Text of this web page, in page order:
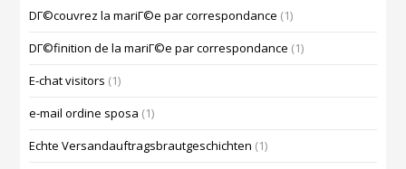
DГ©couvrez la mariГ©e par correspondance (1)
DГ©finition de la mariГ©e par correspondance (1)
E-chat visitors (1)
e-mail ordine sposa (1)
Echte Versandauftragsbrautgeschichten (1)